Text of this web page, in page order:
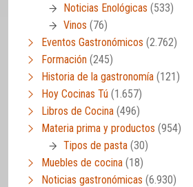
Noticias Enológicas (533)
Vinos (76)
Eventos Gastronómicos (2.762)
Formación (245)
Historia de la gastronomía (121)
Hoy Cocinas Tú (1.657)
Libros de Cocina (496)
Materia prima y productos (954)
Tipos de pasta (30)
Muebles de cocina (18)
Noticias gastronómicas (6.930)